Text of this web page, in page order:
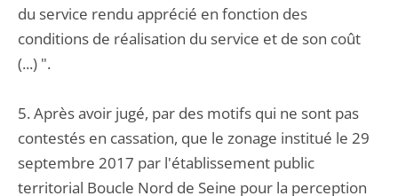
du service rendu apprécié en fonction des
conditions de réalisation du service et de son coût
(...) ".
5. Après avoir jugé, par des motifs qui ne sont pas
contestés en cassation, que le zonage institué le 29
septembre 2017 par l'établissement public
territorial Boucle Nord de Seine pour la perception